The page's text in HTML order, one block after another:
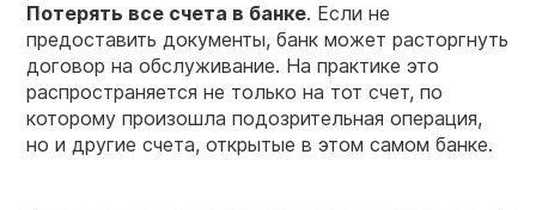
Потерять все счета в банке. Если не
предоставить документы, банк может расторгнуть
договор на обслуживание. На практике это
распространяется не только на тот счет, по
которому произошла подозрительная операция,
но и другие счета, открытые в этом самом банке.